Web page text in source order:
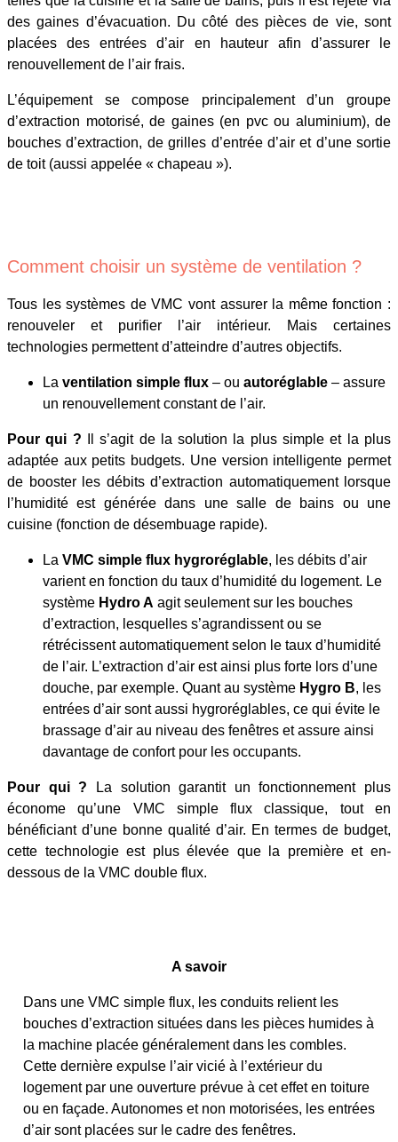
des gaines d’évacuation. Du côté des pièces de vie, sont
placées des entrées d’air en hauteur afin d’assurer le
renouvellement de l’air frais.
L’équipement se compose principalement d’un groupe
d’extraction motorisé, de gaines (en pvc ou aluminium), de
bouches d’extraction, de grilles d’entrée d’air et d’une sortie
de toit (aussi appelée « chapeau »).
Comment choisir un système de ventilation ?
Tous les systèmes de VMC vont assurer la même fonction :
renouveler et purifier l’air intérieur. Mais certaines
technologies permettent d’atteindre d’autres objectifs.
La ventilation simple flux – ou autoréglable – assure
un renouvellement constant de l’air.
Pour qui ? Il s’agit de la solution la plus simple et la plus
adaptée aux petits budgets. Une version intelligente permet
de booster les débits d’extraction automatiquement lorsque
l’humidité est générée dans une salle de bains ou une
cuisine (fonction de désembuage rapide).
La VMC simple flux hygroréglable, les débits d’air
varient en fonction du taux d’humidité du logement. Le
système Hydro A agit seulement sur les bouches
d’extraction, lesquelles s’agrandissent ou se
rétrécissent automatiquement selon le taux d’humidité
de l’air. L’extraction d’air est ainsi plus forte lors d’une
douche, par exemple. Quant au système Hygro B, les
entrées d’air sont aussi hygroréglables, ce qui évite le
brassage d’air au niveau des fenêtres et assure ainsi
davantage de confort pour les occupants.
Pour qui ? La solution garantit un fonctionnement plus
économe qu’une VMC simple flux classique, tout en
bénéficiant d’une bonne qualité d’air. En termes de budget,
cette technologie est plus élevée que la première et en-
dessous de la VMC double flux.
A savoir
Dans une VMC simple flux, les conduits relient les
bouches d’extraction situées dans les pièces humides à
la machine placée généralement dans les combles.
Cette dernière expulse l’air vicié à l’extérieur du
logement par une ouverture prévue à cet effet en toiture
ou en façade. Autonomes et non motorisées, les entrées
d’air sont placées sur le cadre des fenêtres.